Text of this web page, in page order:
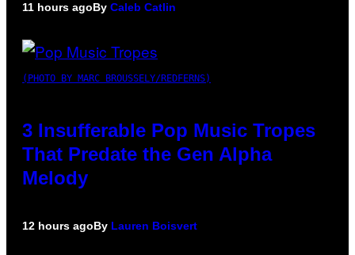
11 hours agoBy Caleb Catlin
(PHOTO BY MARC BROUSSELY/REDFERNS)
3 Insufferable Pop Music Tropes
That Predate the Gen Alpha
Melody
12 hours agoBy Lauren Boisvert